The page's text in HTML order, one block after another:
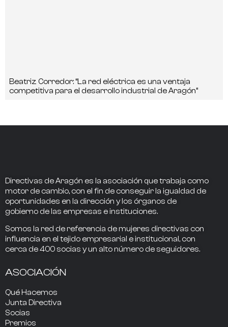
Beatriz Corredor: “La red eléctrica es una ventaja
competitiva para el desarrollo industrial de Aragón”
Directivas de Aragón es la asociación que trabaja como
motor de cambio, con el fin de conseguir la igualdad de
oportunidades en la dirección y los órganos de
gobierno de las empresas e instituciones.
Somos la red de referencia de mujeres directivas con
influencia en el tejido empresarial e institucional, con
cerca de400 socias y un alto número de seguidores.
ASOCIACIÓN
Qué Hacemos
Junta Directiva
Socias
Premios